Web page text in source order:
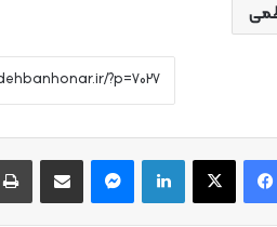
فیس بوک X لینکدین پیام رسان از طریق ایمیل به اشتراک